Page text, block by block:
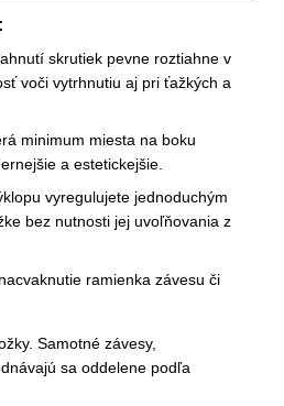
skrutiek pevne roztiahne v
voči vytrhnutiu aj pri ťažkých a
minimum miesta na boku
a estetickejšie.
vyregulujete jednoduchým
bez nutnosti jej uvoľňovania z
ramienka závesu či
Samotné závesy,
sa oddelene podľa